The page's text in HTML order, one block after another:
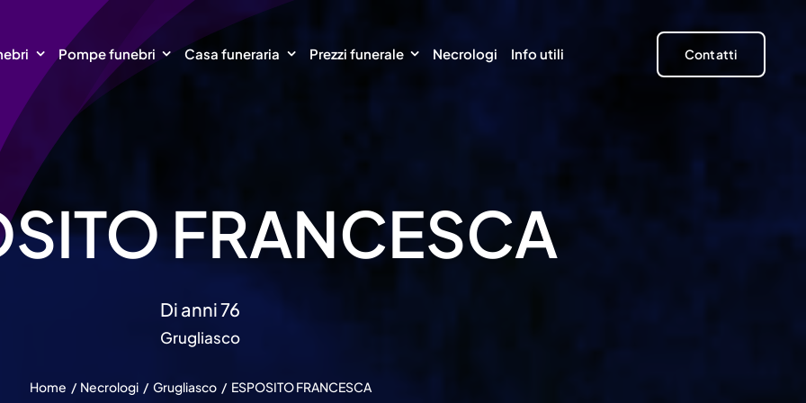
Pompe funebri Casa funeraria Prezzi funerale Necrologi Info utili Contatti
FRANCESCA
Di anni 76
Grugliasco
Home Necrologi Grugliasco ESPOSITO FRANCESCA